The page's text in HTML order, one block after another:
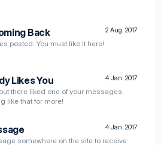
2 Aug. 2017
Back
posted. You must like it here!
4 Jan. 2017
Likes You
there liked one of your messages.
like that for more!
4 Jan. 2017
somewhere on the site to receive